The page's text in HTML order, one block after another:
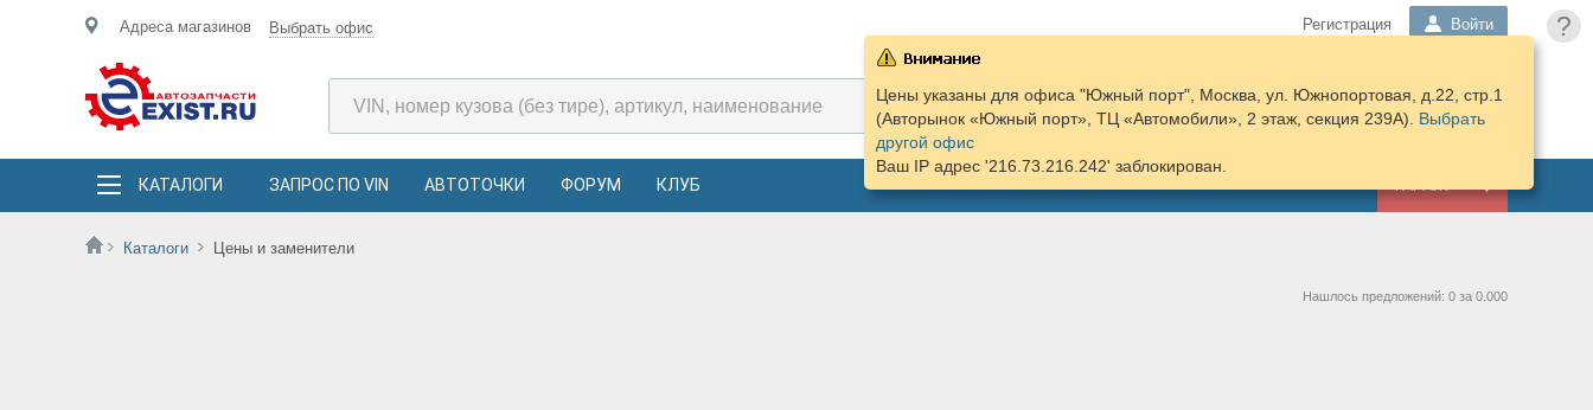
?
Адреса магазинов Выбрать офис Регистрация Войти
КОРЗИНА
ПОДОБРАТЬ
ЗАПЧАСТИ
КАТАЛОГИ ЗАПРОС ПО VIN АВТОТОЧКИ ФОРУМ КЛУБ
Каталоги Цены и заменители
Цены указаны для офиса "Южный порт", Москва, ул. Южнопортовая, д.22, стр.1
(Авторынок «Южный порт», ТЦ «Автомобили», 2 этаж, секция 239А). Выбрать
другой офис
Ваш IP адрес '216.73.216.242' заблокирован.
Нашлось предложений: 0 за 0.000